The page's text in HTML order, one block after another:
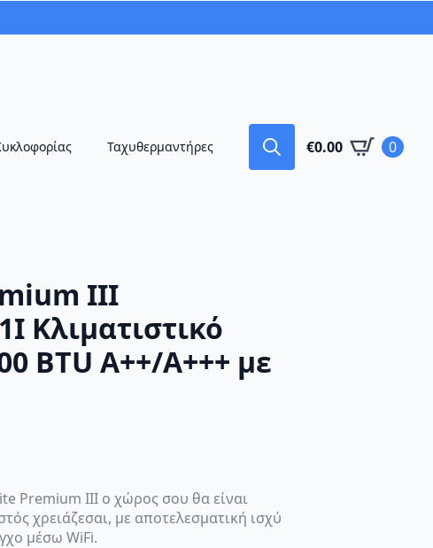
Ταχυθερμαντήρες €0.00 0
III
Κλιματιστικό
BTU A++/A+++ με
Premium III ο χώρος σου θα είναι
χρειάζεσαι, με αποτελεσματική ισχύ
μέσω WiFi.